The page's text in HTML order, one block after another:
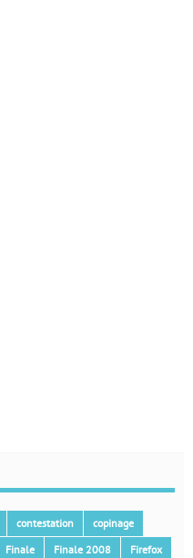
contestation
copinage
Finale Finale 2008
Firefox